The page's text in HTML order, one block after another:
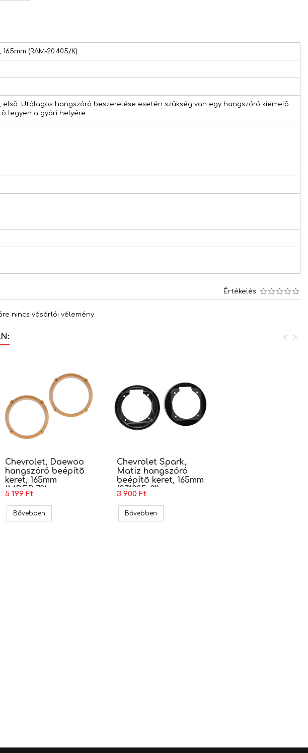
(RAM-20.405/K)
Utólagos hangszóró beszerelése esetén szükség van egy hangszóró kiemelõ
legyen a gyári helyére.
Értékelés
nincs vásárlói vélemény.
>
<
QS, Pioneer Powered 400W hangszóró szett
Chevrolet, Daewoo
hangszóró beépítõ
keret, 165mm
(MDF.D.78)
5 199 Ft
BővebbenChevrolet, Daewoo hangszóró beépítõ keret, 165mm (MDF.D.78)
Chevrolet Spark,
Matiz hangszóró
beépítõ keret, 165mm
(271085-01)
3 900 Ft
BővebbenChevrolet Spark, Matiz hangszóró beépítõ keret,